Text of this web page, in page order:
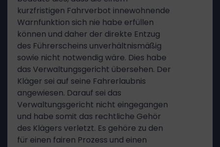
kurzfristigen Fahrverbot innewohnende
Warnfunktion sich nie habe erfüllen
können und daher der direkte Entzug
des Führerscheins unverhältnismäßig
sowie nicht notwendig wäre. Dies habe
das Verwaltungsgericht übersehen. Der
Kläger sei auf seine Fahrerlaubnis
angewiesen. Darauf sei das
Verwaltungsgericht nicht eingegangen
und habe somit das rechtliche Gehör
des Klägers verletzt. Es gehöre zu den
für einen fairen Prozess und einen